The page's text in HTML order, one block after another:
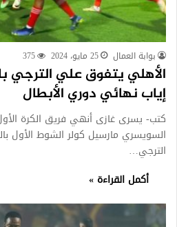
بوابة العمال 25 مايو، 2024 375
الأهلي يتفوق علي الترجي
إياب نهائي دوري الأبطال
كتب- يسرى غازى أنهي فريق الكرة
السويسري مارسيل كولر الشوط الأول
الترجي…
أكمل القراءة »